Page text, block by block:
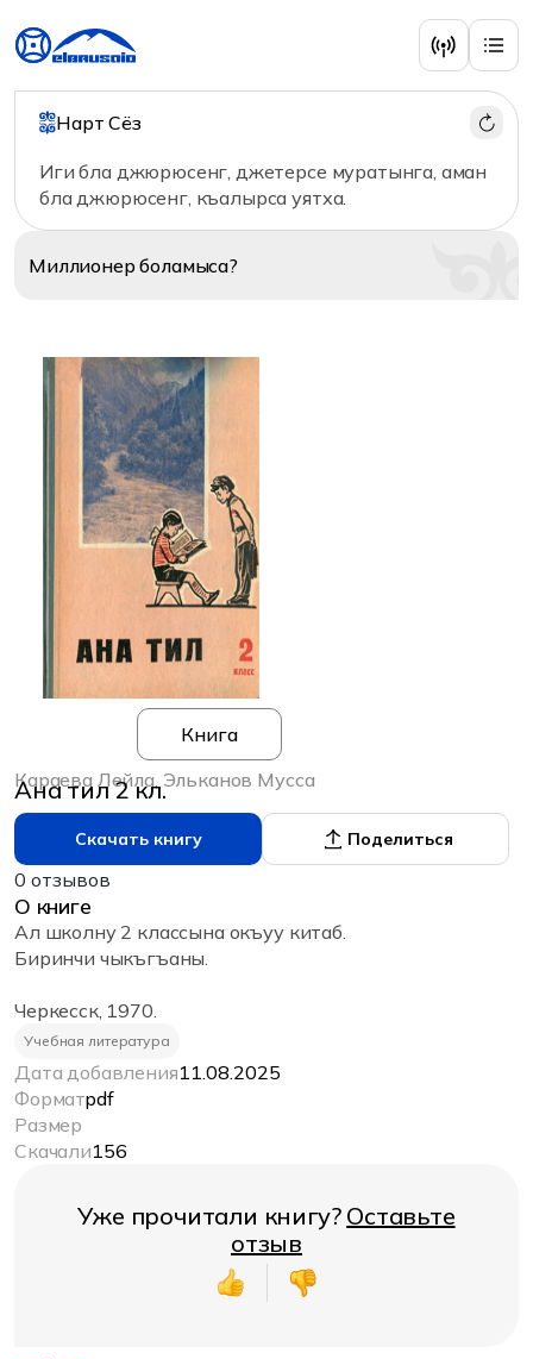
Нарт Сёз
Иги бла джюрюсенг, джетерсе муратынга, аман
бла джюрюсенг, къалырса уятха.
Миллионерболамыса?
Учебная литература
Книга
Караева Лейла, Эльканов Мусса
Ана тил 2 кл.
Скачать книгу Поделиться
0 отзывов
О книге
Ал школну 2 классына окъуу китаб.
Биринчи чыкъгъаны.
Черкесск, 1970.
Учебная литература
Дата добавления11.08.2025
Форматpdf
Размер
Скачали156
Уже прочитали книгу? Оставьте
отзыв